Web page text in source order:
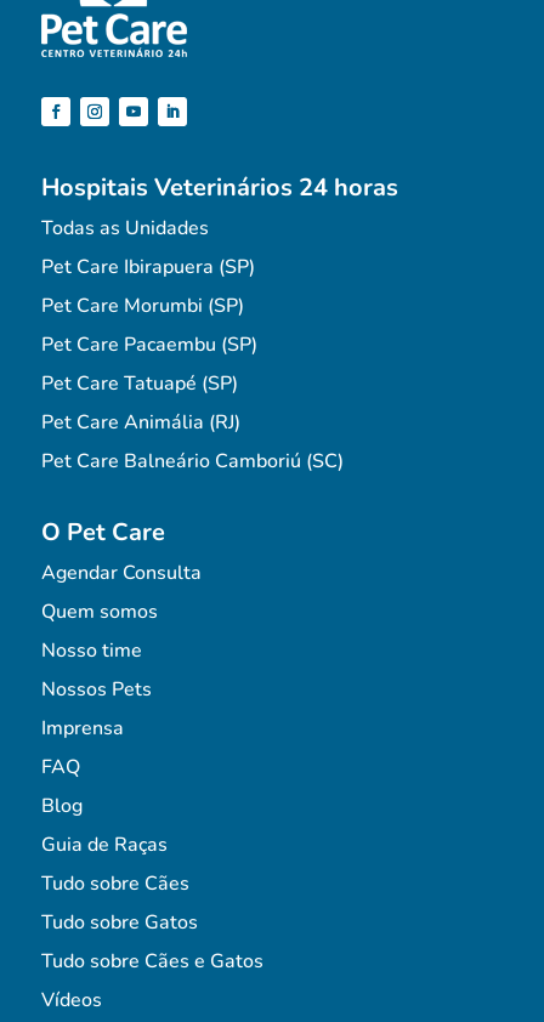
Hospitais Veterinários 24 horas
Todas as Unidades
Pet Care Ibirapuera (SP)
Pet Care Morumbi (SP)
Pet Care Pacaembu (SP)
Pet Care Tatuapé (SP)
Pet Care Animália (RJ)
Pet Care Balneário Camboriú (SC)
O Pet Care
Agendar Consulta
Quem somos
Nosso time
Nossos Pets
Imprensa
FAQ
Blog
Guia de Raças
Tudo sobre Cães
Tudo sobre Gatos
Tudo sobre Cães e Gatos
Vídeos